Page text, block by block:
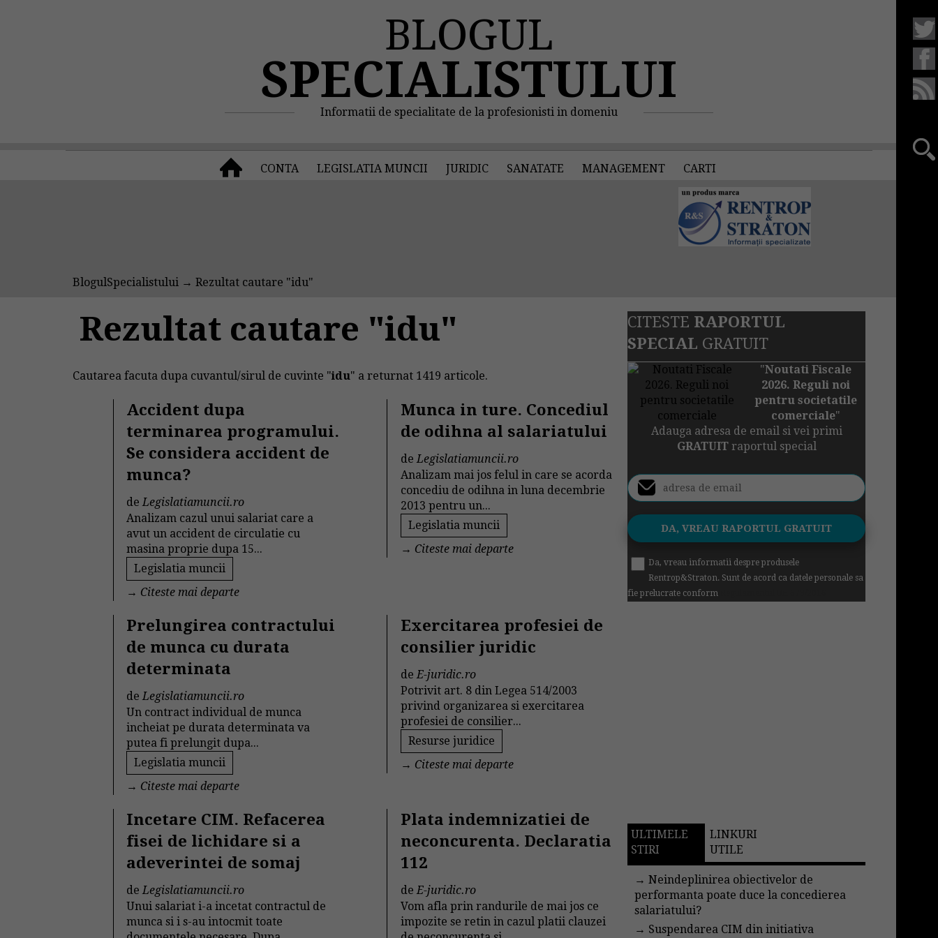
BLOGUL
SPECIALISTULUI
Informatii de specialitate de la profesionisti in domeniu
CONTA LEGISLATIA MUNCII JURIDIC SANATATE MANAGEMENT CARTI
BlogulSpecialistului → Rezultat cautare "idu"
Rezultat cautare "idu"
Cautarea facuta dupa cuvantul/sirul de cuvinte "idu" a returnat 1419 articole.
Accident dupa
terminarea programului.
Se considera accident de
munca?
deLegislatiamuncii.ro
Analizam cazul unui salariat care a
avut un accident de circulatie cu
masina proprie dupa 15...
Legislatia muncii
→ Citeste mai departe
Munca in ture. Concediul
de odihna al salariatului
de Legislatiamuncii.ro
Analizam mai jos felul in care se acorda
concediu de odihna in luna decembrie
2013 pentru un...
Legislatia muncii
→ Citeste mai departe
Prelungirea contractului
de munca cu durata
determinata
deLegislatiamuncii.ro
Un contract individual de munca
incheiat pe durata determinata va
putea fi prelungit dupa...
Legislatia muncii
→ Citeste mai departe
Exercitarea profesiei de
consilier juridic
deE-juridic.ro
Potrivit art. 8 din Legea 514/2003
privind organizarea si exercitarea
profesiei de consilier...
Resurse juridice
→ Citeste mai departe
Incetare CIM. Refacerea
fisei de lichidare si a
adeverintei de somaj
deLegislatiamuncii.ro
Unui salariat i-a incetat contractul de
munca si i s-au intocmit toate
Plata indemnizatiei de
neconcurenta. Declaratia
112
deE-juridic.ro
Vom afla prin randurile de mai jos ce
impozite se retin in cazul platii clauzei
CITESTE RAPORTUL
SPECIAL GRATUIT
"Noutati Fiscale
2026. Reguli noi
pentru societatile
comerciale"
Adauga adresa de email si vei primi
GRATUITraportul special
Da, vreau informatii despre produsele
Rentrop&Straton. Sunt de acord ca datele personale sa
fie prelucrate conform
ULTIMELE
STIRI
LINKURI
UTILE
→Neindeplinirea obiectivelor de
performanta poate duce la concedierea
salariatului?
→ Suspendarea CIM din initiativa